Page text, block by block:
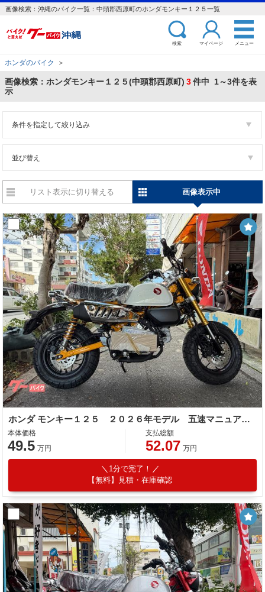
画像検索：沖縄のバイク一覧：中頭郡西原町のホンダモンキー１２５一覧
検索 マイページ メニュー
ホンダのバイク ＞
画像検索：ホンダモンキー１２５(中頭郡西原町) 3件中 1～3件を表
示
条件を指定して絞り込み
並び替え
リスト表示に切り替える 画像表示中
ホンダ モンキー１２５ ２０２６年モデル 五速マニュアル ＡＢＳ ＬＥＤヘッドライト チェック柄シート
本体価格
49.5 万円
支払総額
52.07 万円
1分で完了！
【無料】見積・在庫確認